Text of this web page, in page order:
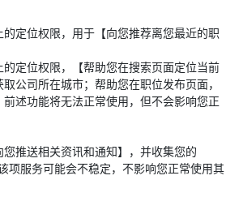
定位权限，用于【向您推荐离您最近的职
定位权限，【帮助您在搜索页面定位当前
公司所在城市；帮助您在职位发布页面，
述功能将无法正常使用，但不会影响您正
推送相关资讯和通知】，并收集您的
项服务可能会不稳定，不影响您正常使用其